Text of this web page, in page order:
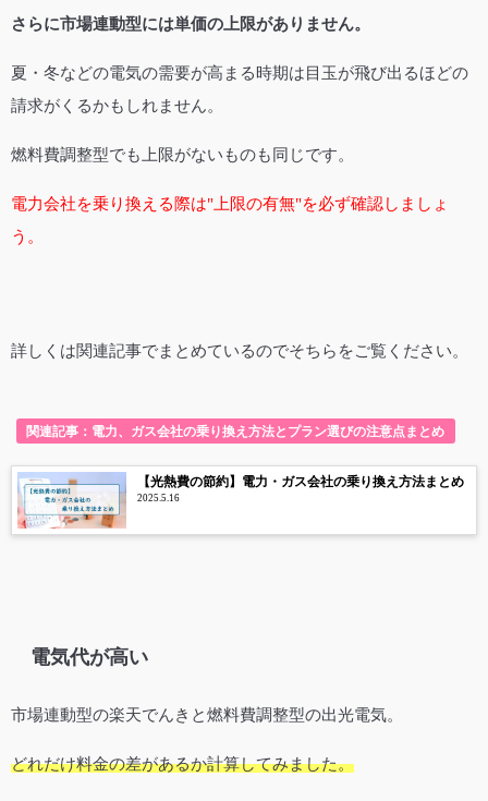
さらに市場連動型には単価の上限がありません。
夏・冬などの電気の需要が高まる時期は目玉が飛び出るほどの
請求がくるかもしれません。
燃料費調整型でも上限がないものも同じです。
電力会社を乗り換える際は"上限の有無"を必ず確認しましょ
う。
詳しくは関連記事でまとめているのでそちらをご覧ください。
関連記事：電力、ガス会社の乗り換え方法とプラン選びの注意点まとめ
【光熱費の節約】電力・ガス会社の乗り換え方法まとめ
2025.5.16
電気代が高い
市場連動型の楽天でんきと燃料費調整型の出光電気。
どれだけ料金の差があるか計算してみました。